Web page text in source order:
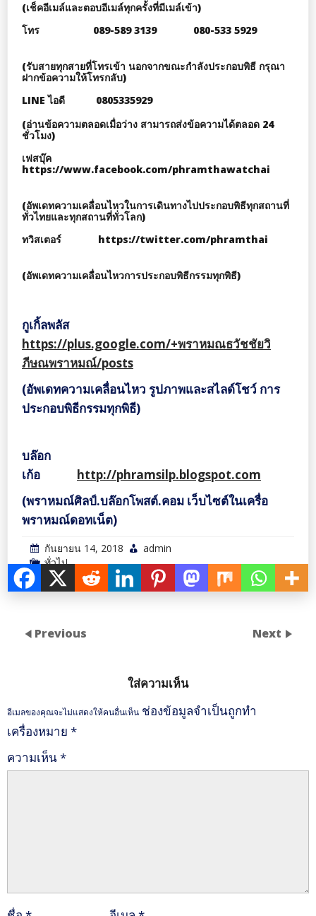
(เช็คอีเมล์และตอบอีเมล์ทุกครั้งที่มีเมล์เข้า)
โทร 089-589 3139 080-533 5929
(รับสายทุกสายที่โทรเข้า นอกจากขณะกำลังประกอบพิธี กรุณา
ฝากข้อความให้โทรกลับ)
LINE ไอดี 0805335929
(อ่านข้อความตลอดเมื่อว่าง สามารถส่งข้อความได้ตลอด 24
ชั่วโมง)
เฟสบุ๊ค
https://www.facebook.com/phramthawatchai
(อัพเดทความเคลื่อนไหวในการเดินทางไปประกอบพิธีทุกสถานที่
ทั่วไทยและทุกสถานที่ทั่วโลก)
ทวิสเตอร์ https://twitter.com/phramthai
(อัพเดทความเคลื่อนไหวการประกอบพิธีกรรมทุกพิธี)
กูเกิ้ลพลัส
https://plus.google.com/+พราหมณธวัชชัยวิ
ภีษณพราหมณ์/posts
(อัพเดทความเคลื่อนไหว รูปภาพและสไลด์โชว์ การ
ประกอบพิธีกรรมทุกพิธี)
บล๊อก
เก้อ http://phramsilp.blogspot.com
(พราหมณ์ศิลป์.บล๊อกโพสต์.คอม เว็บไซต์ในเครื่อ
พราหมณ์ดอทเน็ต)
กันยายน 14, 2018
admin
ทั่วไป
Previous Next
ใส่ความเห็น
อีเมลของคุณจะไม่แสดงให้คนอื่นเห็น ช่องข้อมูลจำเป็นถูกทำ
เครื่องหมาย *
ความเห็น*